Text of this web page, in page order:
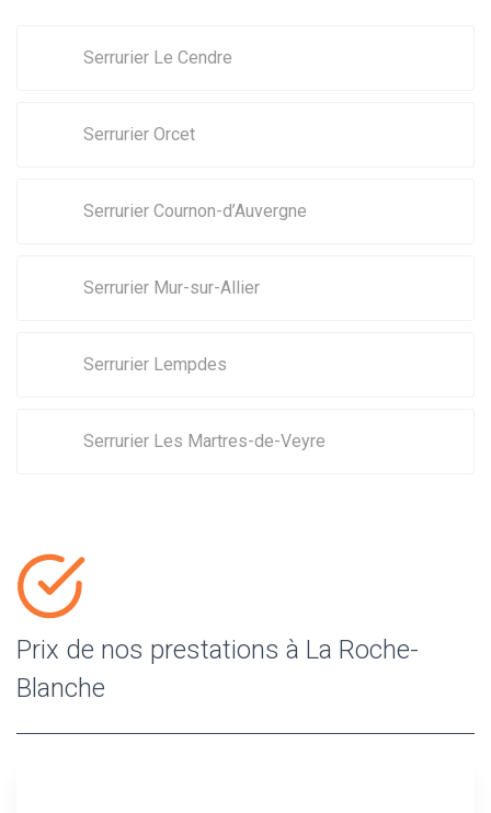
Serrurier Le Cendre
Serrurier Orcet
Serrurier Cournon-d’Auvergne
Serrurier Mur-sur-Allier
Serrurier Lempdes
Serrurier Les Martres-de-Veyre
Prix de nos prestations à La Roche-
Blanche